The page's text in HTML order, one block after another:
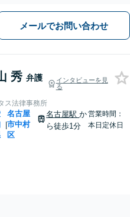
メールでお問い合わせ
秀 弁護
インタビューを見
る
ス法律事務所
|
名古屋
市中村
区
名古屋駅か
ら徒歩1分
営業時間：
本日定休日